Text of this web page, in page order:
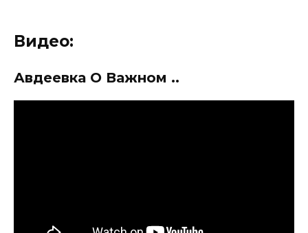
Видео:
Авдеевка О Важном ..